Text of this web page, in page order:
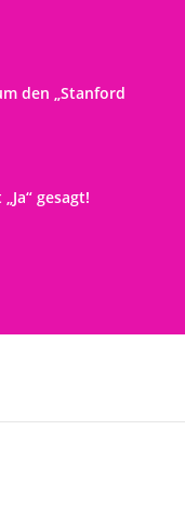
den „Stanford
gesagt!